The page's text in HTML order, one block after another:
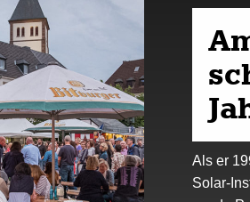
Als er
Solar-